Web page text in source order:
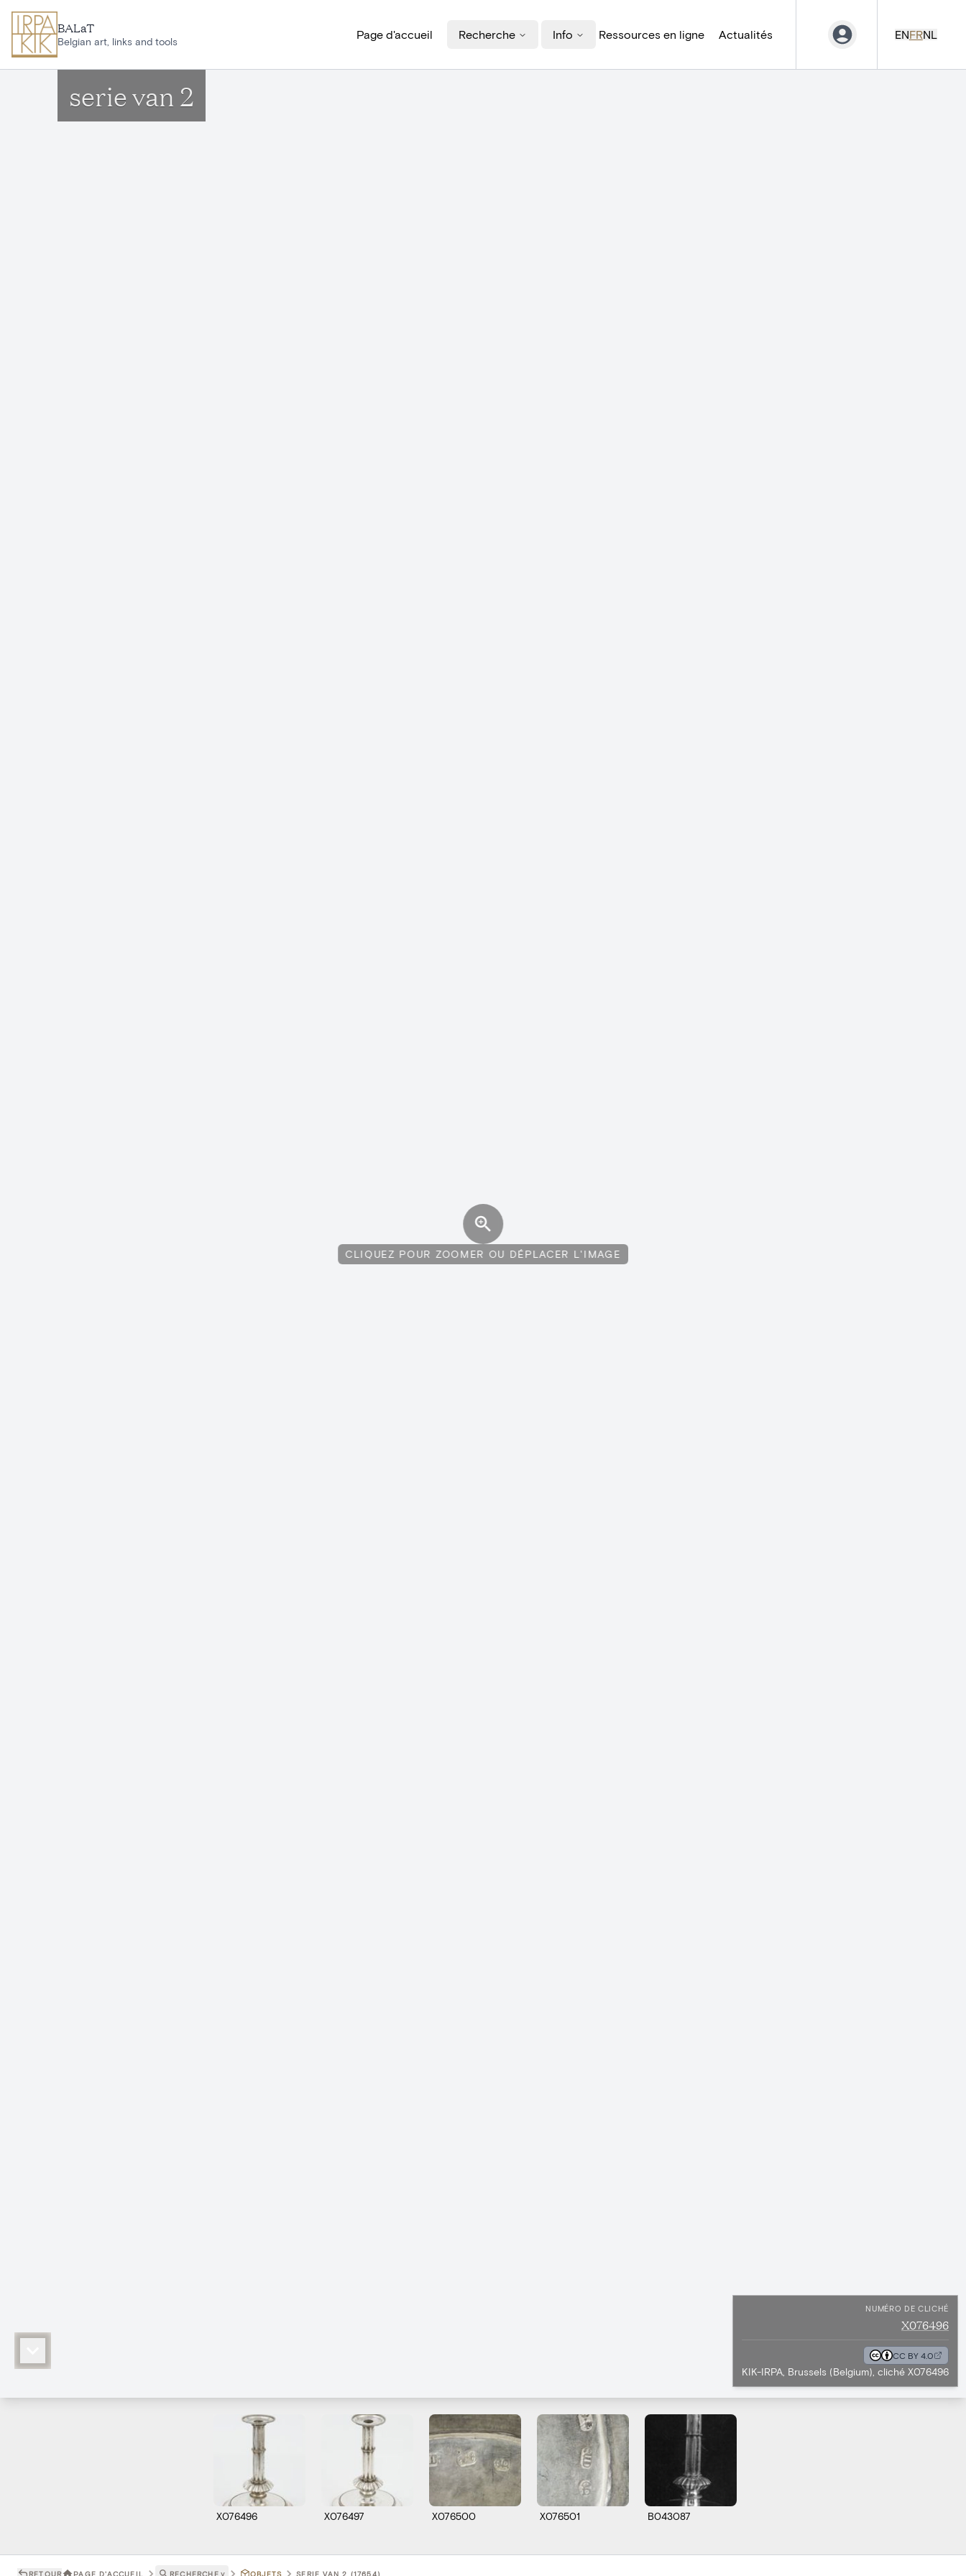
BALaT
Belgian art, links and tools
Page d'accueil Recherche Info Ressources en ligne Actualités ENFRNL
serie van 2
CLIQUEZ POUR ZOOMER OU DÉPLACER L'IMAGE
NUMÉRO DE CLICHÉ
X076496
CC BY 4.0
KIK-IRPA, Brussels (Belgium), cliché X076496
X076496 X076497 X076500 X076501 B043087
RETOUR PAGE D'ACCUEIL RECHERCHE ˅ OBJETS SERIE VAN 2 (17654)